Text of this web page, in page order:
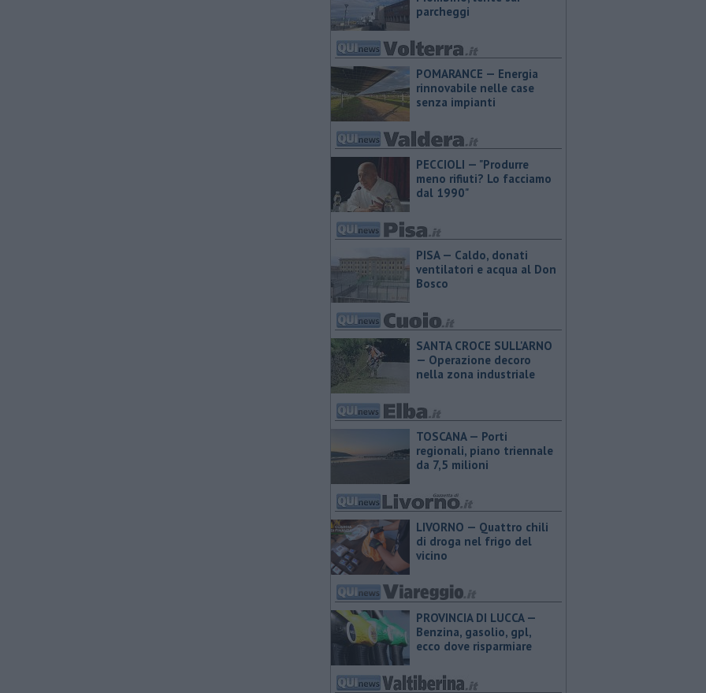
parcheggi
POMARANCE — Energia
rinnovabile nelle case
senza impianti
PECCIOLI — "Produrre
meno rifiuti? Lo facciamo
dal 1990"
PISA — Caldo, donati
ventilatori e acqua al Don
Bosco
SANTA CROCE SULL'ARNO
— Operazione decoro
nella zona industriale
TOSCANA — Porti
regionali, piano triennale
da 7,5 milioni
LIVORNO — Quattro chili
di droga nel frigo del
vicino
PROVINCIA DI LUCCA — ​
Benzina, gasolio, gpl,
ecco dove risparmiare